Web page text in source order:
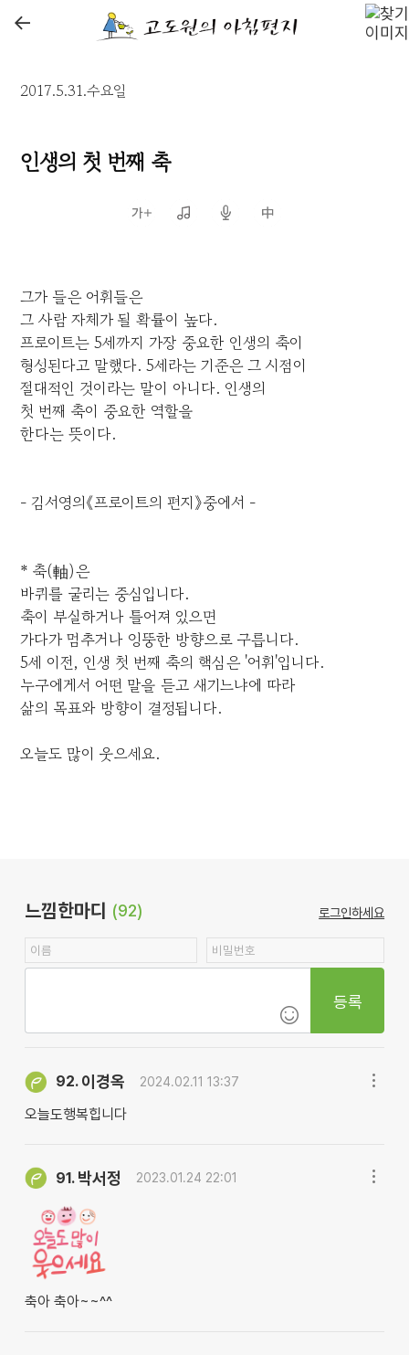
←
2017.5.31.수요일
인생의 첫 번째 축
그가 들은 어휘들은
그 사람 자체가 될 확률이 높다.
프로이트는 5세까지 가장 중요한 인생의 축이
형성된다고 말했다. 5세라는 기준은 그 시점이
절대적인 것이라는 말이 아니다. 인생의
첫 번째 축이 중요한 역할을
한다는 뜻이다.
- 김서영의《프로이트의 편지》중에서 -
* 축(軸)은
바퀴를 굴리는 중심입니다.
축이 부실하거나 틀어져 있으면
가다가 멈추거나 엉뚱한 방향으로 구릅니다.
5세 이전, 인생 첫 번째 축의 핵심은 '어휘'입니다.
누구에게서 어떤 말을 듣고 새기느냐에 따라
삶의 목표와 방향이 결정됩니다.
오늘도 많이 웃으세요.
느낌한마디 (92) 로그인하세요
등록
92. 이경옥 2024.02.11 13:37
오늘도행복힙니다
91. 박서정 2023.01.24 22:01
축아 축아~~^^